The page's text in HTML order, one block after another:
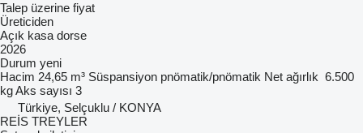
Talep üzerine fiyat
Üreticiden
Açık kasa dorse
2026
Durum yeni
Hacim 24,65 m³ Süspansiyon pnömatik/pnömatik Net ağırlık 6.500
kgAks sayısı 3
Türkiye, Selçuklu / KONYA
REİS TREYLER